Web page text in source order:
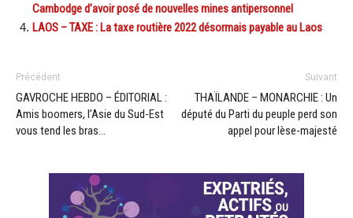
Cambodge d’avoir posé de nouvelles mines antipersonnel
LAOS – TAXE : La taxe routière 2022 désormais payable au Laos
Précédent
GAVROCHE HEBDO – ÉDITORIAL :
Amis boomers, l’Asie du Sud-Est
vous tend les bras…
Suivant
THAÏLANDE – MONARCHIE : Un
député du Parti du peuple perd son
appel pour lèse-majesté